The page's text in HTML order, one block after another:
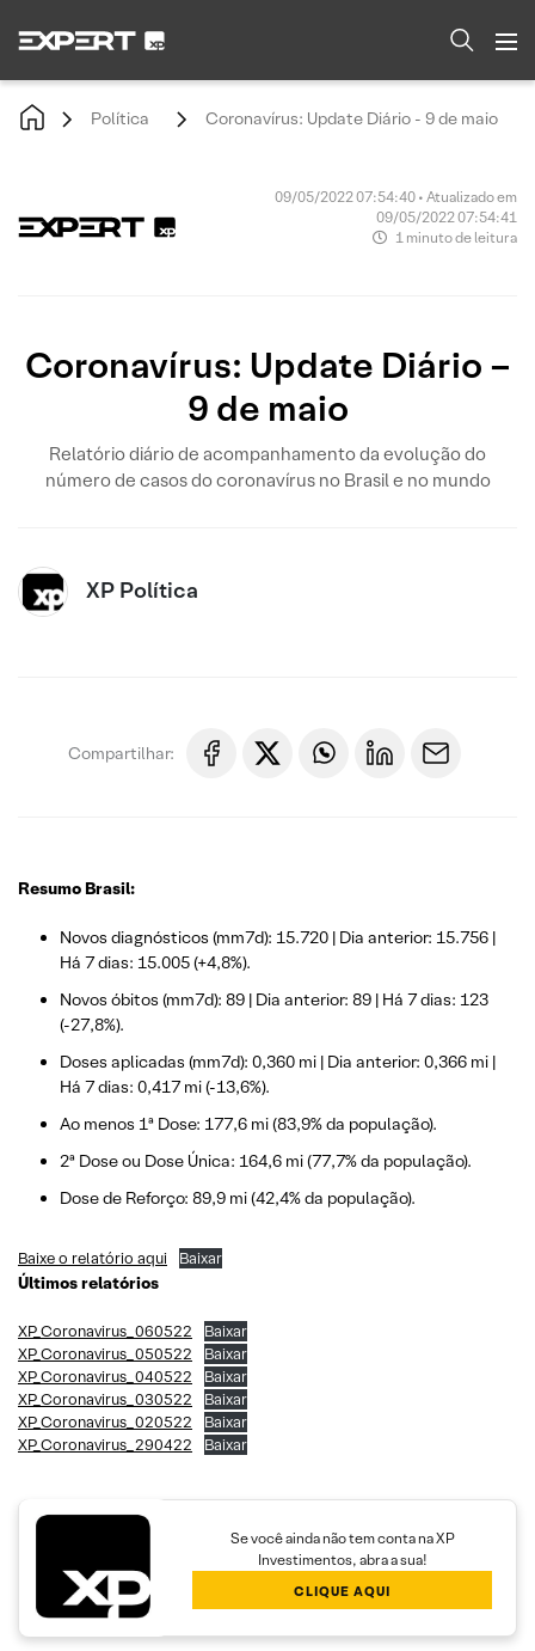
Política Coronavírus: Update Diário - 9 de maio
09/05/2022 07:54:40 • Atualizado em
09/05/2022 07:54:41
1 minuto de leitura
Coronavírus: Update Diário –
9 de maio
Relatório diário de acompanhamento da evolução do
número de casos do coronavírus no Brasil e no mundo
XP Política
Compartilhar:
Resumo Brasil:
Novos diagnósticos (mm7d): 15.720 | Dia anterior: 15.756 |
Há 7 dias: 15.005 (+4,8%).
Novos óbitos (mm7d): 89 | Dia anterior: 89 | Há 7 dias: 123
(-27,8%).
Doses aplicadas (mm7d): 0,360 mi | Dia anterior: 0,366 mi |
Há 7 dias: 0,417 mi (-13,6%).
Ao menos 1ª Dose: 177,6 mi (83,9% da população).
2ª Dose ou Dose Única: 164,6 mi (77,7% da população).
Dose de Reforço: 89,9 mi (42,4% da população).
Baixe o relatório aqui Baixar
Últimos relatórios
XP_Coronavirus_060522
Baixar
XP_Coronavirus_050522
Baixar
XP_Coronavirus_040522
Baixar
XP_Coronavirus_030522
Baixar
XP_Coronavirus_020522
Baixar
XP_Coronavirus_290422
Baixar
Se você ainda não tem conta na XP
Investimentos, abra a sua!
CLIQUE AQUI